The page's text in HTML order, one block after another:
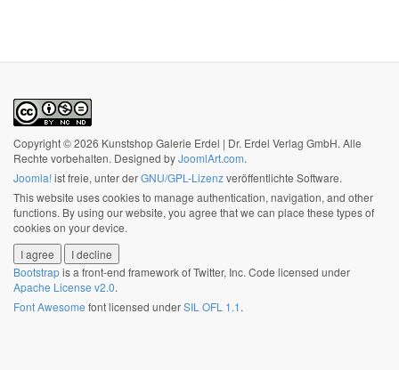
Copyright © 2026 Kunstshop Galerie Erdel | Dr. Erdel Verlag GmbH. Alle
Rechte vorbehalten. Designed byJoomlArt.com.
Joomla!ist freie, unter derGNU/GPL-Lizenzveröffentlichte Software.
This website uses cookies to manage authentication, navigation, and other
functions. By using our website, you agree that we can place these types of
cookies on your device.
I agree
I decline
Bootstrapis a front-end framework of Twitter, Inc. Code licensed under
Apache License v2.0.
Font Awesome font licensed underSIL OFL 1.1.